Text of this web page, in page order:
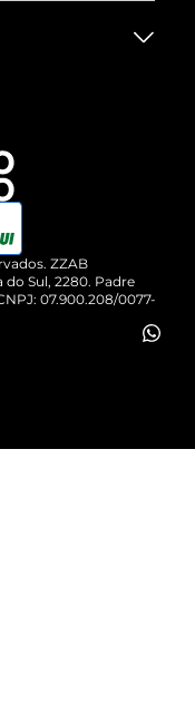
ZZAB
Sul, 2280. Padre
07.900.208/0077-